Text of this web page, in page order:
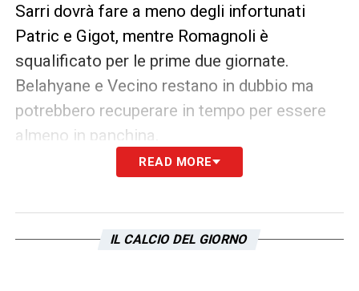
Sarri dovrà fare a meno degli infortunati
Patric e Gigot, mentre Romagnoli è
squalificato per le prime due giornate.
Belahyane e Vecino restano in dubbio ma
potrebbero recuperare in tempo per essere
almeno in panchina.
Con queste premesse, leprobabili
una neopromossa ambiziosa e una Lazio
READ MORE
IL CALCIO DEL GIORNO